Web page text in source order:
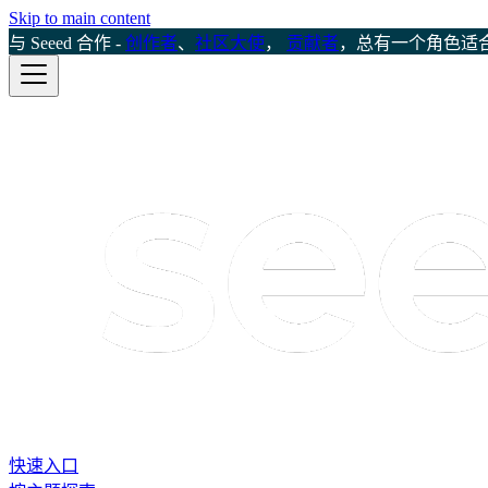
Skip to main content
与 Seeed 合作 - 创作者、 社区大使， 贡献者，总有一个角色适
快速入口